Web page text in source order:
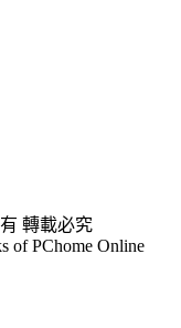
轉載必究
of PChome Online